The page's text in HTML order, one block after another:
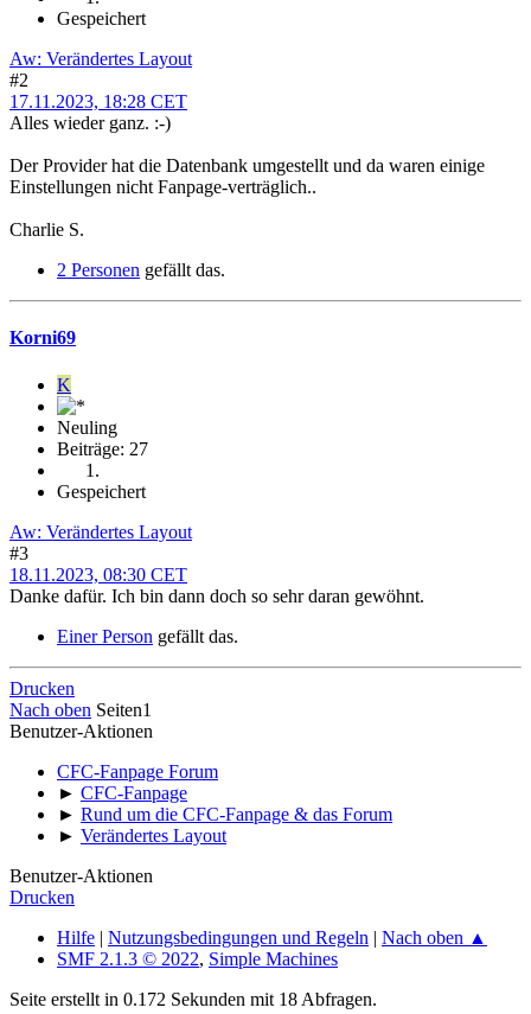
Gespeichert
Aw: Verändertes Layout
#2
17.11.2023, 18:28 CET
Alles wieder ganz. :-)
Der Provider hat die Datenbank umgestellt und da waren einige
Einstellungen nicht Fanpage-verträglich..
Charlie S.
2 Personen gefällt das.
Korni69
K
Neuling
Beiträge: 27
Gespeichert
Aw: Verändertes Layout
#3
18.11.2023, 08:30 CET
Danke dafür. Ich bin dann doch so sehr daran gewöhnt.
Einer Person gefällt das.
Drucken
Nach oben Seiten1
Benutzer-Aktionen
CFC-Fanpage Forum
► CFC-Fanpage
► Rund um die CFC-Fanpage & das Forum
► Verändertes Layout
Benutzer-Aktionen
Drucken
Hilfe | Nutzungsbedingungen und Regeln | Nach oben ▲
SMF 2.1.3 © 2022, Simple Machines
Seite erstellt in 0.172 Sekunden mit 18 Abfragen.